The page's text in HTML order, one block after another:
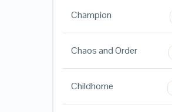
Champion
Chaos and Order
Childhome